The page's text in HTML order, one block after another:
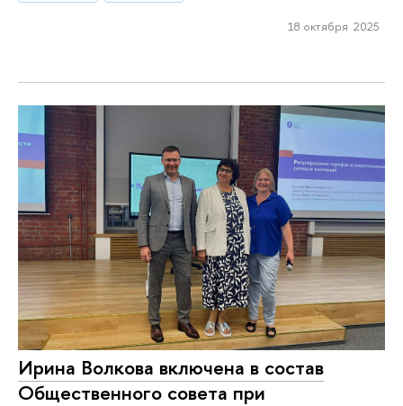
18 октября 2025
Ирина Волкова включена в состав
Общественного совета при